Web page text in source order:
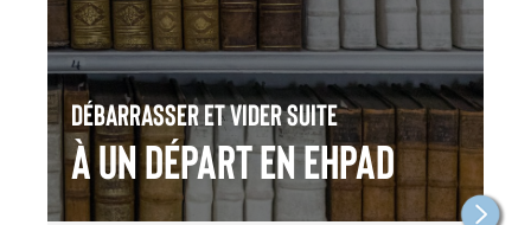
Débarrasser et vider suite
à un départ en Ehpad